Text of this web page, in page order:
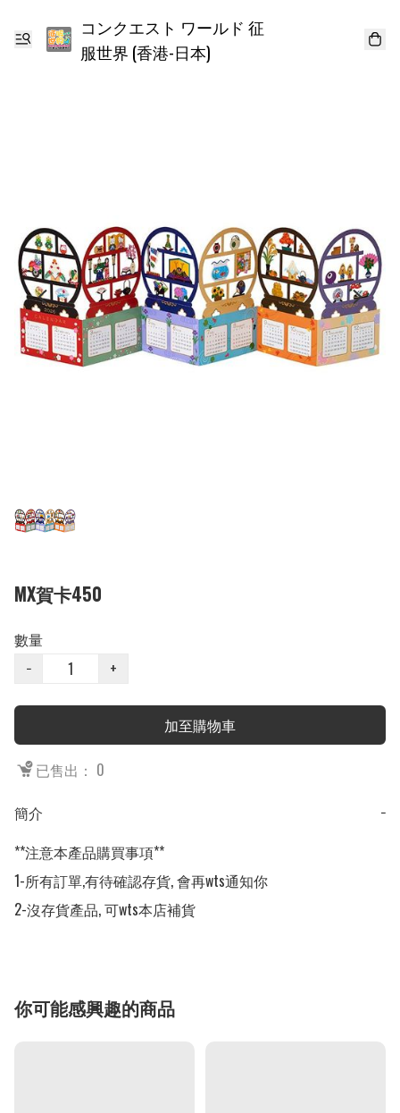
コンクエスト ワールド 征
服世界 (香港-日本)
MX賀卡450
數量
−
+
加至購物車
已售出： 0
簡介
−
**注意本產品購買事項**
1-所有訂單,有待確認存貨, 會再wts通知你
2-沒存貨產品, 可wts本店補貨
你可能感興趣的商品